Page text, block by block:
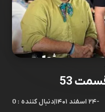
-۲۴ اسفند ۱۴۰۱ |0 : دنبال کننده